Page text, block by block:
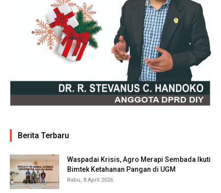
Berita Terbaru
Waspadai Krisis, Agro Merapi Sembada Ikuti
Bimtek Ketahanan Pangan di UGM
Rabu, 8 April 2026